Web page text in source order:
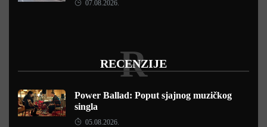
07.08.2026.
RECENZIJE
R
Power Ballad: Poput sjajnog muzičkog
singla
05.08.2026.